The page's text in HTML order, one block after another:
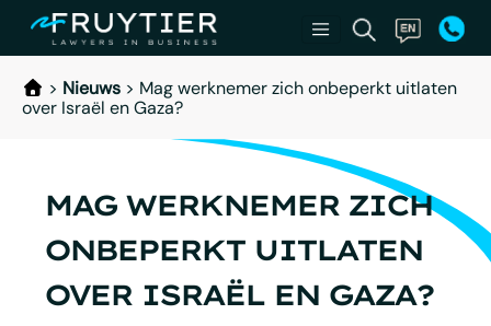
> Nieuws > Mag werknemer zich onbeperkt uitlaten
over Israël en Gaza?
MAG WERKNEMER ZICH
ONBEPERKT UITLATEN
OVER ISRAËL EN GAZA?